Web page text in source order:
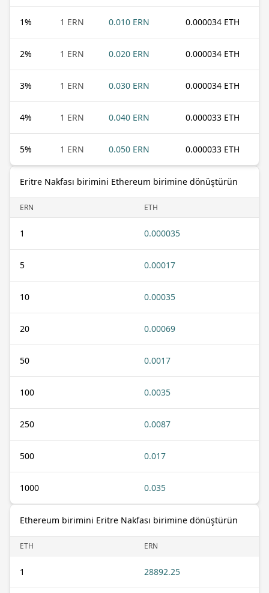
1% 1 ERN 0.010 ERN 0.000034 ETH
2% 1 ERN 0.020 ERN 0.000034 ETH
3% 1 ERN 0.030 ERN 0.000034 ETH
4% 1 ERN 0.040 ERN 0.000033 ETH
5% 1 ERN 0.050 ERN 0.000033 ETH
Eritre Nakfası birimini Ethereum birimine dönüştürün
ERN ETH
1 0.000035
5 0.00017
10 0.00035
20 0.00069
50 0.0017
100 0.0035
250 0.0087
500 0.017
1000 0.035
Ethereum birimini Eritre Nakfası birimine dönüştürün
ETH ERN
1 28892.25